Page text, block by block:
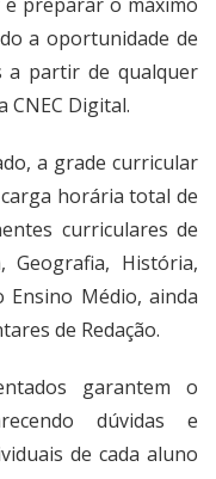
preparar o máximo
a oportunidade de
a partir de qualquer
Digital.
a grade curricular
horária total de
curriculares de
Geografia, História,
Ensino Médio, ainda
de Redação.
garantem o
dúvidas e
de cada aluno